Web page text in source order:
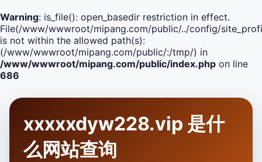
Warning: is_file(): open_basedir restriction in effect.
File(/www/wwwroot/mipang.com/public/../config/
is not within the allowed path(s):
(/www/wwwroot/mipang.com/public/:/tmp/) in
/www/wwwroot/mipang.com/public/index.php on line
686
xxxxxdyw228.vip 是什
么网站查询